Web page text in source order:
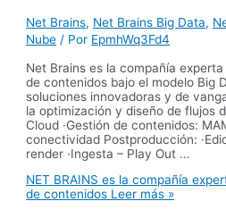
Net Brains, Net Brains Big Data,
Nube / Por EpmhWq3Fd4
Net Brains es la compañía
de contenidos bajo el modelo Big
soluciones innovadoras y de
la optimización y diseño de flujos
Cloud ·Gestión de contenidos:
conectividad Postproducción:
render ·Ingesta – Play Out …
NET BRAINS es la compañía
de contenidos Leer más »